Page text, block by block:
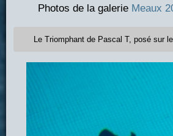
Photos de la galerie Meaux
Le Triomphant de Pascal T, posé sur